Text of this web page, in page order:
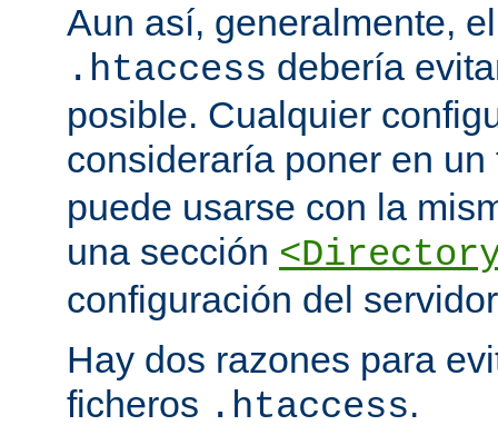
Aun así, generalmente,
.htaccess debería
posible. Cualquier
consideraría poner en
puede usarse con la
una sección
configuración del
Hay dos razones para
ficheros .htaccess.